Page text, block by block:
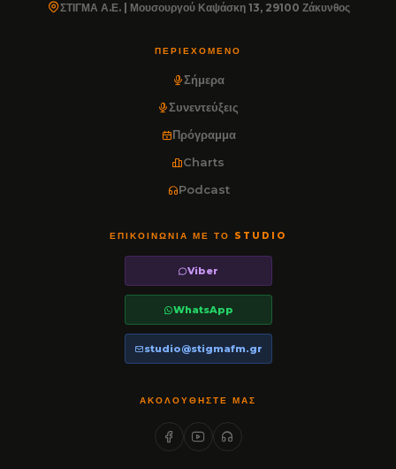
ΣΤΙΓΜΑ Α.Ε. | Μουσουργού Καψάσκη 13, 29100 Ζάκυνθος
ΠΕΡΙΕΧΌΜΕΝΟ
Σήμερα
Συνεντεύξεις
Πρόγραμμα
Charts
Podcast
ΕΠΙΚΟΙΝΩΝΊΑ ΜΕ ΤΟ STUDIO
Viber
WhatsApp
studio@stigmafm.gr
ΑΚΟΛΟΥΘΉΣΤΕ ΜΑΣ